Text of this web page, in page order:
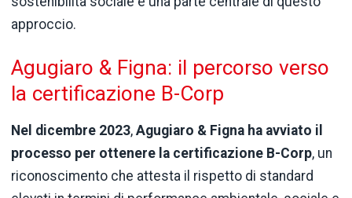
approccio.
Agugiaro & Figna: il percorso verso
la certificazione B-Corp
Nel dicembre 2023, Agugiaro & Figna ha avviato il
processo per ottenere la certificazione B-Corp, un
riconoscimento che attesta il rispetto di standard